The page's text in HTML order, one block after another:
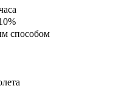
способом